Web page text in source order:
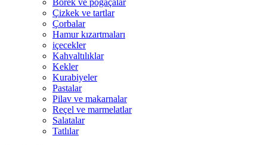
Börek ve poğaçalar
Çizkek ve tartlar
Çorbalar
Hamur kızartmaları
içecekler
Kahvaltılıklar
Kekler
Kurabiyeler
Pastalar
Pilav ve makarnalar
Reçel ve marmelatlar
Salatalar
Tatlılar